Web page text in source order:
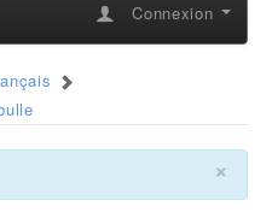
Connexion
×